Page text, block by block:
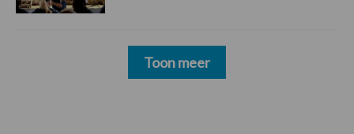
Toon meer